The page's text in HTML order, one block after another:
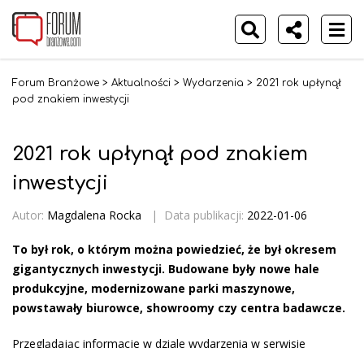
Forum Branżowe > Aktualności > Wydarzenia > 2021 rok upłynął
pod znakiem inwestycji
2021 rok upłynął pod znakiem
inwestycji
Autor: Magdalena Rocka | Data publikacji: 2022-01-06
To był rok, o którym można powiedzieć, że był okresem
gigantycznych inwestycji. Budowane były nowe hale
produkcyjne, modernizowane parki maszynowe,
powstawały biurowce, showroomy czy centra badawcze.
Przeglądając informacje w dziale wydarzenia w serwisie